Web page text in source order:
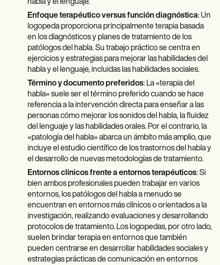
habla y el lenguaje.
Enfoque terapéutico versus función diagnóstica: Un
logopeda proporciona principalmente terapia basada
en los diagnósticos y planes de tratamiento de los
patólogos del habla. Su trabajo práctico se centra en
ejercicios y estrategias para mejorar las habilidades del
habla y el lenguaje, incluidas las habilidades sociales.
Término y documento preferidos: La «terapia del
habla» suele ser el término preferido cuando se hace
referencia a la intervención directa para enseñar a las
personas cómo mejorar los sonidos del habla, la fluidez
del lenguaje y las habilidades orales. Por el contrario, la
«patología del habla» abarca un ámbito más amplio, que
incluye el estudio científico de los trastornos del habla y
el desarrollo de nuevas metodologías de tratamiento.
Entornos clínicos frente a entornos terapéuticos: Si
bien ambos profesionales pueden trabajar en varios
entornos, los patólogos del habla a menudo se
encuentran en entornos más clínicos o orientados a la
investigación, realizando evaluaciones y desarrollando
protocolos de tratamiento. Los logopedas, por otro lado,
suelen brindar terapia en entornos que también
pueden centrarse en desarrollar habilidades sociales y
estrategias prácticas de comunicación en entornos